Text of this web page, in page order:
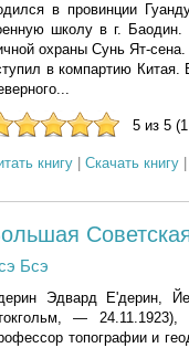
в провинции
школу в г.
охраны Сунь Ят-
в компартию
5 из 5
книгу Скачать книгу
Бсэ
Эдвард Е'дерин,
— 24.11.1923),
топографии и